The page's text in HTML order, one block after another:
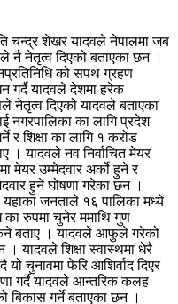
चन्द्र शेखर यादवले नेपालमा जब
नेतृत्व दिएको बताएका छन ।
को सपथ ग्रहण
गर्दै यादवले देशमा हरेक
नेतृत्व दिएको यादवले बताएका
नगरपालिका का लागि प्रदेश
शिक्षा का लागि १ करोड
। यादवले नव निर्वाचित मेयर
मेयर उम्मेदवार अर्को हुने र
हुने घोषणा गरेका छन ।
यहाका जनताले १६ पालिका मध्ये
का रुपमा चुनेर ममाथि गुण
बताए । यादवले आफुले गरेको
यादवले शिक्षा स्वास्थमा धेरै
चुनावमा फेरि आशिर्वाद दिएर
गर्दै यादवले आन्तरिक कलह
बिकास गर्ने बताएका छन ।